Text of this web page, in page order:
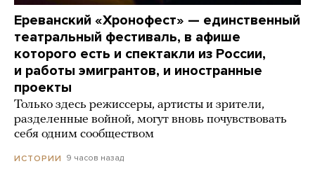
Ереванский «Хронофест» — единственный
театральный фестиваль, в афише
которого есть и спектакли из России,
и работы эмигрантов, и иностранные
проекты
Только здесь режиссеры, артисты и зрители,
разделенные войной, могут вновь почувствовать
себя одним сообществом
ИСТОРИИ 9 часов назад